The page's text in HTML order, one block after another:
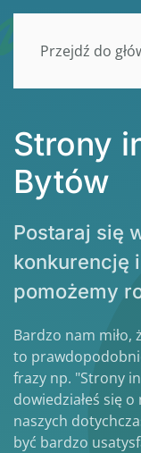
Przejdź do
Strony
Bytów
Postaraj się
konkurencję
pomożemy
Bardzo nam miło,
to
frazy np. "Strony
dowiedziałeś się
naszych
być bardzo